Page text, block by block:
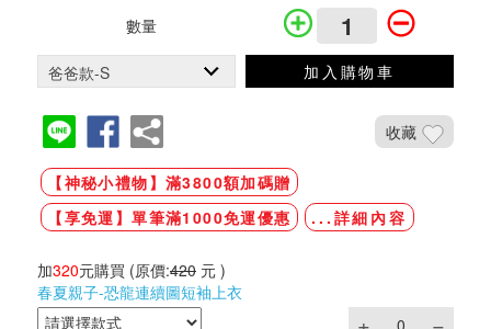
數量
加入購物車
收藏
【神秘小禮物】滿3800額加碼贈
【享免運】單筆滿1000免運優惠
...詳細內容
加320元購買 (原價:420 元 )
春夏親子-恐龍連續圖短袖上衣